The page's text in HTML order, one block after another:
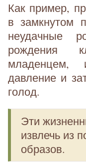
Как пример,
в замкнутом
неудачные
рождения
младенцем,
давление и
голод.
Эти
извлечь из
образов.